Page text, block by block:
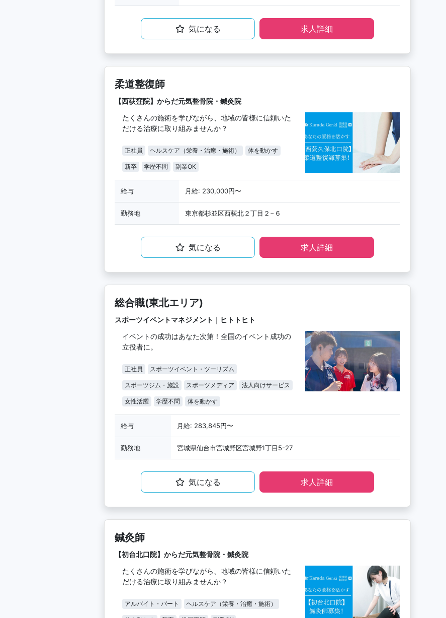
気になる 求人詳細
柔道整復師
【西荻窪院】からだ元気整骨院・鍼灸院
たくさんの施術を学びながら、地域の皆様に信頼いた
だける治療に取り組みませんか？
正社員 ヘルスケア（栄養・治癒・施術） 体を動かす
新卒 学歴不問 副業OK
給与 月給: 230,000円〜
勤務地 東京都杉並区西荻北２丁目２−６
気になる 求人詳細
総合職(東北エリア)
スポーツイベントマネジメント｜ヒトトヒト
イベントの成功はあなた次第！全国のイベント成功の
立役者に。
正社員 スポーツイベント・ツーリズム
スポーツジム・施設 スポーツメディア 法人向けサービス
女性活躍 学歴不問 体を動かす
給与 月給: 283,845円〜
勤務地 宮城県仙台市宮城野区宮城野1丁目5-27
気になる 求人詳細
鍼灸師
【初台北口院】からだ元気整骨院・鍼灸院
たくさんの施術を学びながら、地域の皆様に信頼いた
だける治療に取り組みませんか？
アルバイト・パート ヘルスケア（栄養・治癒・施術）